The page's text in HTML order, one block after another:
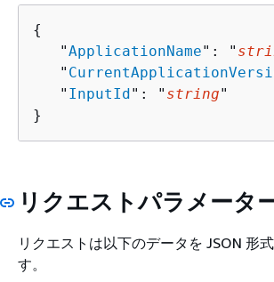
{
   "
ApplicationName": "
   "
   "
InputId": " string"
}
リクエストパラメータ
リクエストは以下のデータを JSON 形
す。